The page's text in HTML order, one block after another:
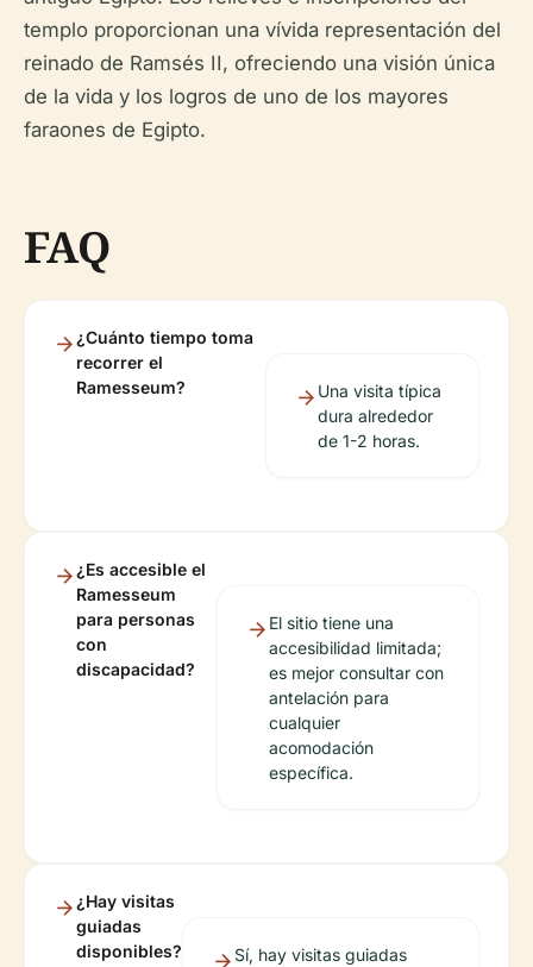
templo proporcionan una vívida representación del
reinado de Ramsés II, ofreciendo una visión única
de la vida y los logros de uno de los mayores
faraones de Egipto.
FAQ
¿Cuánto tiempo toma
recorrer el
Ramesseum?
Una visita típica
dura alrededor
de 1-2 horas.
¿Es accesible el
Ramesseum
para personas
con
discapacidad?
El sitio tiene una
accesibilidad limitada;
es mejor consultar con
antelación para
cualquier
acomodación
específica.
¿Hay visitas
guiadas
disponibles?
Sí, hay visitas guiadas